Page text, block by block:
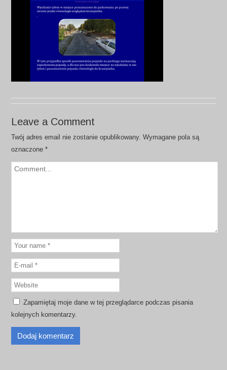
Leave a Comment
Twój adres email nie zostanie opublikowany. Wymagane pola są
oznaczone*
Zapamiętaj moje dane w tej przeglądarce podczas pisania
kolejnych komentarzy.